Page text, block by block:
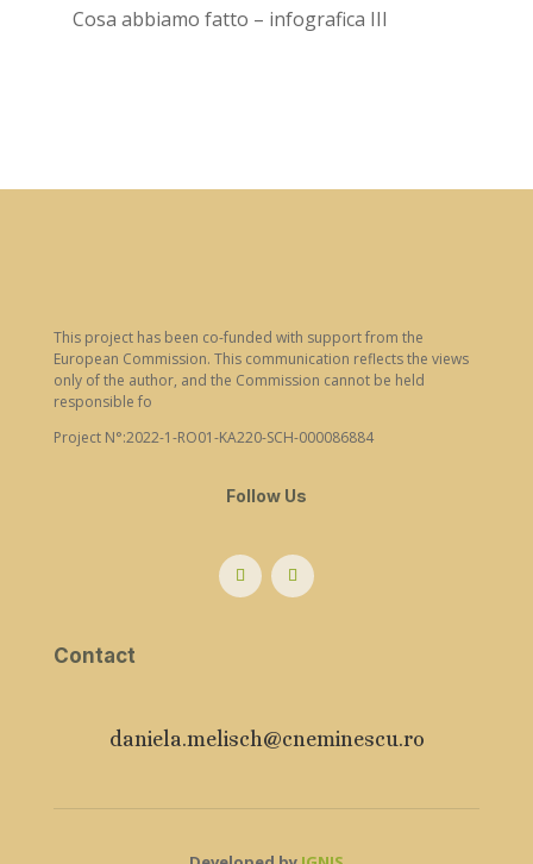
Cosa abbiamo fatto – infografica III
This project has been co-funded with support from the
European Commission. This communication reflects the views
only of the author, and the Commission cannot be held
responsible fo
Project N°:2022-1-RO01-KA220-SCH-000086884
Follow Us
Contact
daniela.melisch@cneminescu.ro